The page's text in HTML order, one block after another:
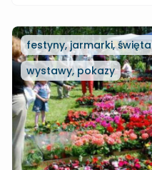
festyny, jarmarki, święta
wystawy, pokazy